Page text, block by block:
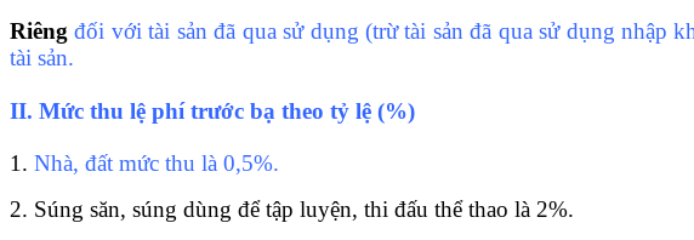
Riêng đối với tài sản đã qua sử dụng (trừ tài sản đã qua sử dụng nhập
tài sản.
II. Mức thu lệ phí trước bạ theo tỷ lệ (%)
1. Nhà, đất mức thu là 0,5%.
2. Súng săn, súng dùng để tập luyện, thi đấu thể thao là 2%.